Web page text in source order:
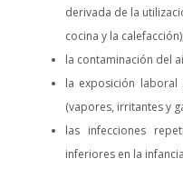
derivada de la
cocina y la calefacción);
la contaminación del
la exposición
(vapores, irritantes y
las infecciones
inferiores en la